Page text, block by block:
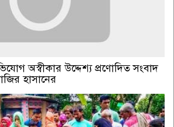
অস্বীকার উদ্দেশ্য প্রণোদিত সংবাদ
হাসানের